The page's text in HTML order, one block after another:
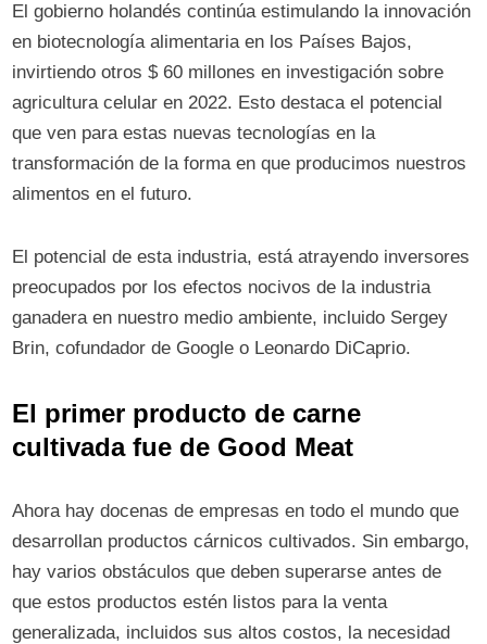
El gobierno holandés continúa estimulando la innovación
en biotecnología alimentaria en los Países Bajos,
invirtiendo otros $ 60 millones en investigación sobre
agricultura celular en 2022. Esto destaca el potencial
que ven para estas nuevas tecnologías en la
transformación de la forma en que producimos nuestros
alimentos en el futuro.
El potencial de esta industria, está atrayendo inversores
preocupados por los efectos nocivos de la industria
ganadera en nuestro medio ambiente, incluido Sergey
Brin, cofundador de Google o Leonardo DiCaprio.
El primer producto de carne
cultivada fue de Good Meat
Ahora hay docenas de empresas en todo el mundo que
desarrollan productos cárnicos cultivados. Sin embargo,
hay varios obstáculos que deben superarse antes de
que estos productos estén listos para la venta
generalizada, incluidos sus altos costos, la necesidad